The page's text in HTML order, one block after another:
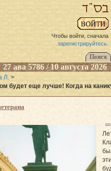
Чтобы войти, сначала
зарегистрируйтесь.
27 ава 5786 / 10 августа 2026
Л. >
будет еще лучше! Когда на